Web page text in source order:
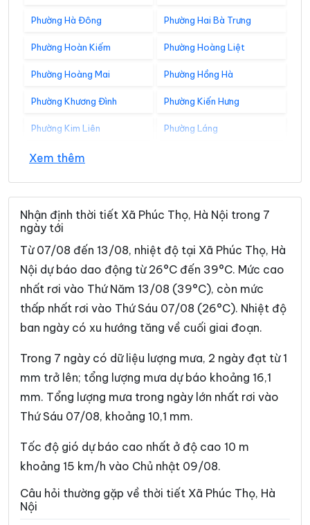
Phường Hà Đông Phường Hai Bà Trưng
Phường Hoàn Kiếm Phường Hoàng Liệt
Phường Hoàng Mai Phường Hồng Hà
Phường Khương Đình Phường Kiến Hưng
Phường Kim Liên Phường Láng
Phường Lĩnh Nam
Phường Nghĩa Đô Phường Ngọc Hà
Phường Ô Chợ Dừa Phường Phú Diễn
Phường Phú Lương
Phường Phúc Lợi Phường Phương Liệt
Phường Sơn Tây Phường Tây Hồ
Phường Tây Mỗ Phường Tây Tựu
Phường Thượng Cát Phường Từ Liêm
Phường Tùng Thiện Phường Tương Mai
Phường Văn Miếu – Quốc
Phường Vĩnh Hưng Phường Vĩnh Tuy
Phường Xuân Đỉnh Phường Xuân Phương
Phường Yên Hòa Phường Yên Nghĩa
Xem thêm
Nhận định thời tiết Xã Phúc Thọ, Hà Nội trong 7
ngày tới
Từ 07/08 đến 13/08, nhiệt độ tại Xã Phúc Thọ, Hà
Nội dự báo dao động từ 26°C đến 39°C. Mức cao
nhất rơi vào Thứ Năm 13/08 (39°C), còn mức
thấp nhất rơi vào Thứ Sáu 07/08 (26°C). Nhiệt độ
ban ngày có xu hướng tăng về cuối giai đoạn.
Trong 7 ngày có dữ liệu lượng mưa, 2 ngày đạt từ 1
mm trở lên; tổng lượng mưa dự báo khoảng 16,1
mm. Tổng lượng mưa trong ngày lớn nhất rơi vào
Thứ Sáu 07/08, khoảng 10,1 mm.
Tốc độ gió dự báo cao nhất ở độ cao 10 m
khoảng 15 km/h vào Chủ nhật 09/08.
Câu hỏi thường gặp về thời tiết Xã Phúc Thọ, Hà
Nội